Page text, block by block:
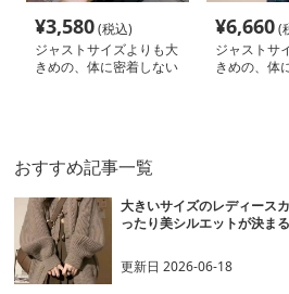
¥3,580(税込)
ジャストサイズよりも大
きめの、体に密着しない
¥6,660(
ジャストサ
きめの、体
おすすめ記事一覧
大きいサイズのレディース
ったり美シルエットが決ま
更新日2026-06-18